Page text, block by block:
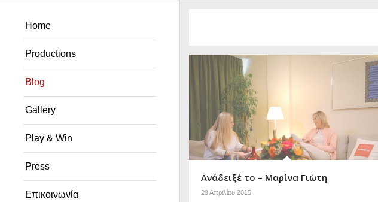
Home
Productions
Blog
Gallery
Play & Win
Press
Επικοινωνία
Ανάδειξέ το – Μαρίνα Γιώτη
29 Απριλίου 2015